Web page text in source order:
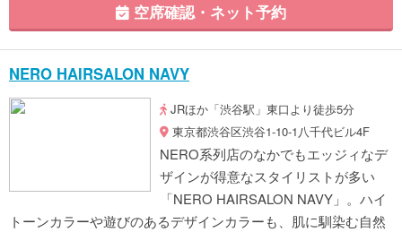
空席確認・ネット予約
NERO HAIRSALON NAVY
JRほか「渋谷駅」東口より徒歩5分
東京都渋谷区渋谷1-10-1八千代ビル4F
NERO系列店のなかでもエッジィなデ
ザインが得意なスタイリストが多い
「NERO HAIRSALON NAVY」。ハイ
トーンカラーや遊びのあるデザインカラーも、肌に馴染む自然